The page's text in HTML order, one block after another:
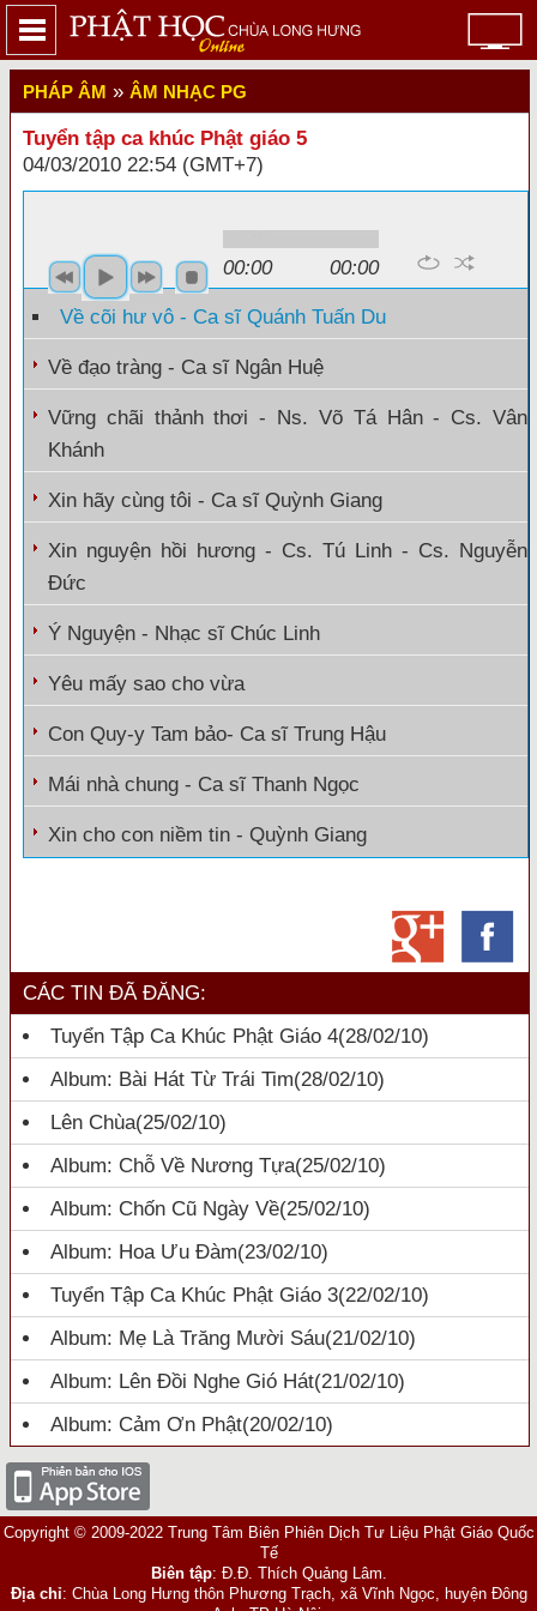
PHÁP ÂM » ÂM NHẠC PG
Tuyển tập ca khúc Phật giáo 5
04/03/2010 22:54 (GMT+7)
00:00 00:00
Về cõi hư vô - Ca sĩ Quánh Tuấn Du
Về đạo tràng - Ca sĩ Ngân Huệ
Vững chãi thảnh thơi - Ns. Võ Tá Hân - Cs. Vân
Khánh
Xin hãy cùng tôi - Ca sĩ Quỳnh Giang
Xin nguyện hồi hương - Cs. Tú Linh - Cs. Nguyễn
Đức
Ý Nguyện - Nhạc sĩ Chúc Linh
Yêu mấy sao cho vừa
Con Quy-y Tam bảo- Ca sĩ Trung Hậu
Mái nhà chung - Ca sĩ Thanh Ngọc
Xin cho con niềm tin - Quỳnh Giang
CÁC TIN ĐÃ ĐĂNG:
Tuyển Tập Ca Khúc Phật Giáo 4(28/02/10)
Album: Bài Hát Từ Trái Tim(28/02/10)
Lên Chùa(25/02/10)
Album: Chỗ Về Nương Tựa(25/02/10)
Album: Chốn Cũ Ngày Về(25/02/10)
Album: Hoa Ưu Đàm(23/02/10)
Tuyển Tập Ca Khúc Phật Giáo 3(22/02/10)
Album: Mẹ Là Trăng Mười Sáu(21/02/10)
Album: Lên Đồi Nghe Gió Hát(21/02/10)
Album: Cảm Ơn Phật(20/02/10)
Copyright © 2009-2022 Trung Tâm Biên Phiên Dịch Tư Liệu Phật Giáo Quốc
Tế
Biên tập: Đ.Đ. Thích Quảng Lâm.
Địa chỉ: Chùa Long Hưng thôn Phương Trạch, xã Vĩnh Ngọc, huyện Đông